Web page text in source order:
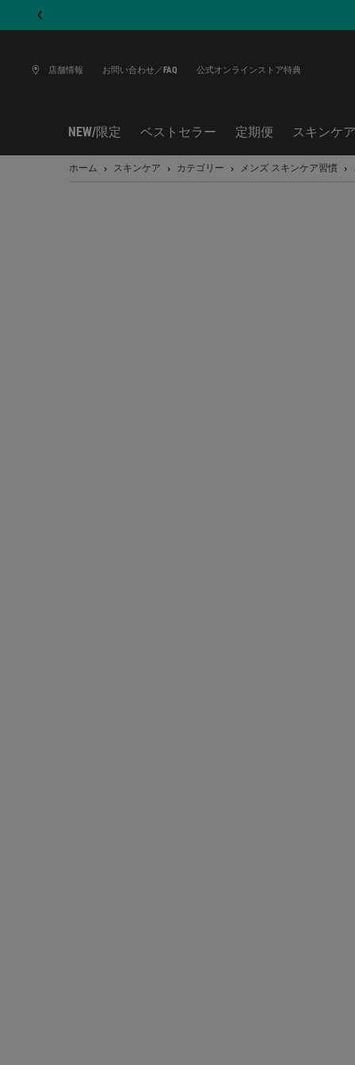
店舗情報 お問い合わせ／FAQ
公式オンラインストア特典
NEW/限定 ベストセラー 定期便 スキンケア
メインコンテンツホーム スキンケア カテゴリー メンズ スキンケア習慣